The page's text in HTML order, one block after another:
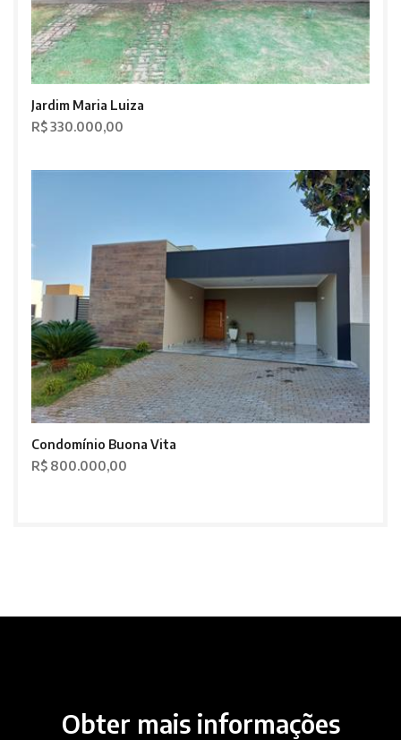
Jardim Maria Luiza
R$ 330.000,00
Condomínio Buona Vita
R$ 800.000,00
Obter mais informações